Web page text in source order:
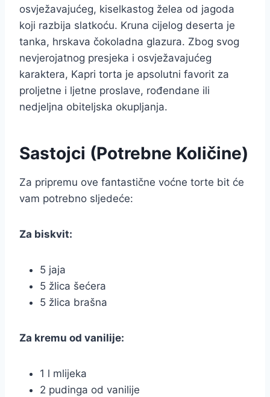
osvježavajućeg, kiselkastog želea od jagoda
koji razbija slatkoću. Kruna cijelog deserta je
tanka, hrskava čokoladna glazura. Zbog svog
nevjerojatnog presjeka i osvježavajućeg
karaktera, Kapri torta je apsolutni favorit za
proljetne i ljetne proslave, rođendane ili
nedjeljna obiteljska okupljanja.
Sastojci (Potrebne Količine)
Za pripremu ove fantastične voćne torte bit će
vam potrebno sljedeće:
Za biskvit:
5 jaja
5 žlica šećera
5 žlica brašna
Za kremu od vanilije:
1 l mlijeka
2 pudinga od vanilije